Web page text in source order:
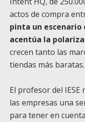
actos de compra
pinta un escenario
acentúa la
crecen tanto las
tiendas más baratas.
El profesor del
las empresas una
para tener en